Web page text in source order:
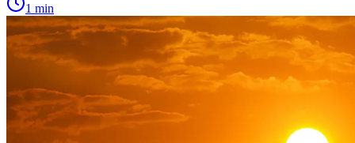
1 min